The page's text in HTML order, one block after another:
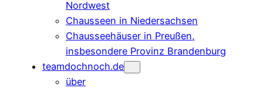
Nordwest
Chausseen in Niedersachsen
Chausseehäuser in Preußen,
insbesondere Provinz Brandenburg
teamdochnoch.de
über